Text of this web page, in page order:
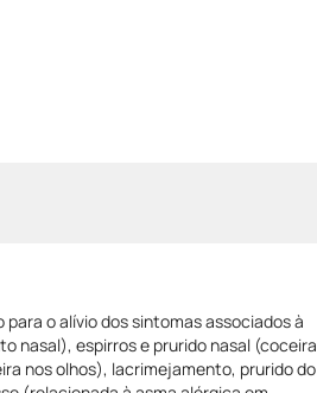
o alívio dos sintomas associados à
nasal), espirros e prurido nasal (coceira
nos olhos), lacrimejamento, prurido do